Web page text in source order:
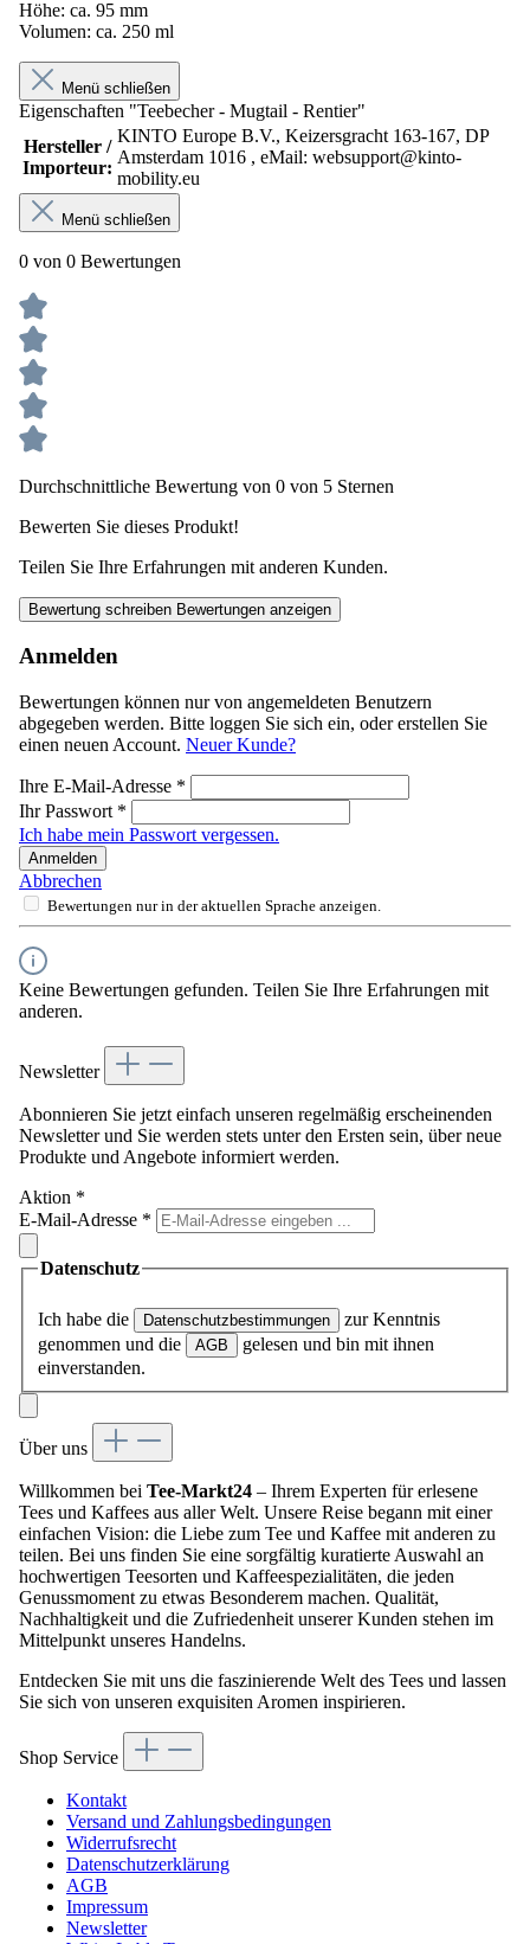
Höhe: ca. 95 mm
Volumen: ca. 250 ml
Menü schließen
Eigenschaften "Teebecher - Mugtail - Rentier"
Hersteller /
Importeur:
KINTO Europe B.V., Keizersgracht 163-167, DP
Amsterdam 1016 , eMail: websupport@kinto-
mobility.eu
Menü schließen
0 von 0 Bewertungen
Durchschnittliche Bewertung von 0 von 5 Sternen
Bewerten Sie dieses Produkt!
Teilen Sie Ihre Erfahrungen mit anderen Kunden.
Bewertung schreiben Bewertungen anzeigen
Anmelden
Bewertungen können nur von angemeldeten Benutzern
abgegeben werden. Bitte loggen Sie sich ein, oder erstellen Sie
einen neuen Account. Neuer Kunde?
Ihre E-Mail-Adresse *
Ihr Passwort *
Ich habe mein Passwort vergessen.
Anmelden
Abbrechen
Bewertungen nur in der aktuellen Sprache anzeigen.
Keine Bewertungen gefunden. Teilen Sie Ihre Erfahrungen mit
anderen.
Newsletter
Abonnieren Sie jetzt einfach unseren regelmäßig erscheinenden
Newsletter und Sie werden stets unter den Ersten sein, über neue
Produkte und Angebote informiert werden.
Aktion *
E-Mail-Adresse *
Datenschutz
Ich habe die Datenschutzbestimmungen
zur Kenntnis
genommen und die
AGB
gelesen und bin mit ihnen
einverstanden.
Über uns
Willkommen bei Tee-Markt24 – Ihrem Experten für erlesene
Tees und Kaffees aus aller Welt. Unsere Reise begann mit einer
einfachen Vision: die Liebe zum Tee und Kaffee mit anderen zu
teilen. Bei uns finden Sie eine sorgfältig kuratierte Auswahl an
hochwertigen Teesorten und Kaffeespezialitäten, die jeden
Genussmoment zu etwas Besonderem machen. Qualität,
Nachhaltigkeit und die Zufriedenheit unserer Kunden stehen im
Mittelpunkt unseres Handelns.
Entdecken Sie mit uns die faszinierende Welt des Tees und lassen
Sie sich von unseren exquisiten Aromen inspirieren.
Shop Service
Kontakt
Versand und Zahlungsbedingungen
Widerrufsrecht
Datenschutzerklärung
AGB
Impressum
Newsletter